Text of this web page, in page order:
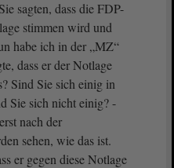
sagten, dass die FDP-
stimmen wird und
habe ich in der „MZ“
dass er der Notlage
Sind Sie sich einig in
Sie sich nicht einig? -
nach der
sehen, wie das ist.
er gegen diese Notlage